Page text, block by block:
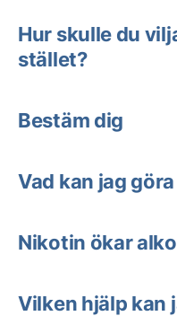
Hur skulle du
stället?
Bestäm dig
Vad kan jag
Nikotin ökar
Vilken hjälp kan